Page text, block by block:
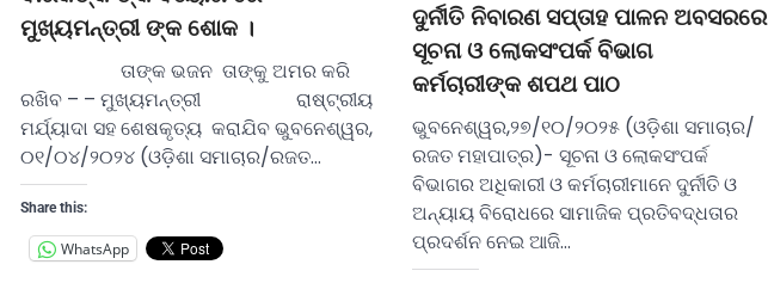
ମୁଖ୍ୟମନ୍ତ୍ରୀ ଙ୍କ ଶୋକ ।
ତାଙ୍କ ଭଜନ ତାଙ୍କୁ ଅମର କରି
ରଖିବ – – ମୁଖ୍ୟମନ୍ତ୍ରୀ ରାଷ୍ଟ୍ରୀୟ
ମର୍ଯ୍ୟାଦା ସହ ଶେଷକୃତ୍ୟ କରାଯିବ ଭୁବନେଶ୍ୱର,
୦୧/୦୪/୨୦୨୪ (ଓଡ଼ିଶା ସମାଚାର/ରଜତ…
Share this:
WhatsApp
ଦୁର୍ନୀତି ନିବାରଣ ସପ୍ତାହ ପାଳନ ଅବସରରେ
ସୂଚନା ଓ ଲୋକସଂପର୍କ ବିଭାଗ
କର୍ମଚାରୀଙ୍କ ଶପଥ ପାଠ
ଭୁବନେଶ୍ୱର,୨୭/୧୦/୨୦୨୫ (ଓଡ଼ିଶା ସମାଚାର/
ରଜତ ମହାପାତ୍ର)- ସୂଚନା ଓ ଲୋକସଂପର୍କ
ବିଭାଗର ଅଧିକାରୀ ଓ କର୍ମଚାରୀମାନେ ଦୁର୍ନୀତି ଓ
ଅନ୍ୟାୟ ବିରୋଧରେ ସାମାଜିକ ପ୍ରତିବଦ୍ଧତାର
ପ୍ରଦର୍ଶନ ନେଇ ଆଜି…